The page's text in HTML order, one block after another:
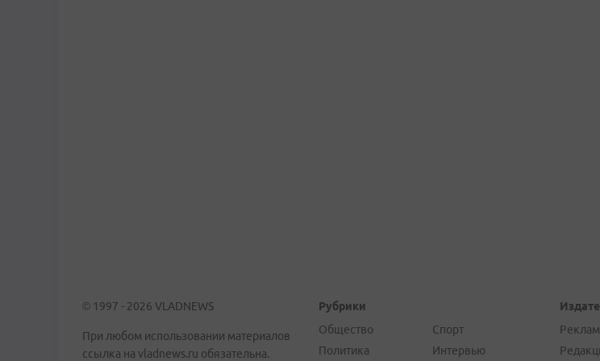
© 1997 - 2026 VLADNEWS
При любом использовании материалов
ссылка на vladnews.ru обязательна.
Рубрики
Общество
Политика
Спорт
Интервью